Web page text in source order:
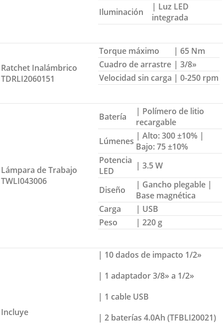
Iluminación
| Luz LED
integrada
Ratchet Inalámbrico
TDRLI2060151
Torque máximo
| 65 Nm
Cuadro de arrastre | 3/8»
Velocidad sin carga | 0-250 rpm
Lámpara de Trabajo
TWLI043006
Batería
| Polímero de litio
recargable
Lúmenes | Alto: 300 ±10% |
Bajo: 75 ±10%
Potencia
LED
| 3.5 W
Diseño
| Gancho plegable |
Base magnética
Carga
| USB
Peso
| 220 g
Incluye
| 10 dados de impacto 1/2»
| 1 adaptador 3/8» a 1/2»
| 1 cable USB
| 2 baterías 4.0Ah (TFBLI20021)